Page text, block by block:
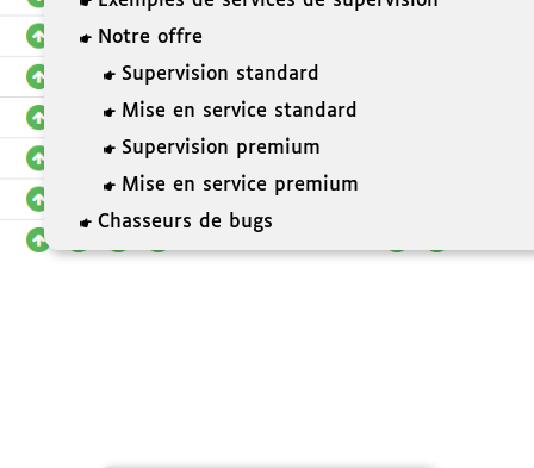
 Notre offre
 Supervision standard
 Mise en service standard
 Supervision premium
 Mise en service premium
 Chasseurs de bugs